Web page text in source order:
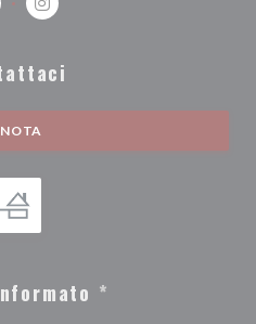
((apre una nuova finestra))
Instagram ((apre una nuova
*